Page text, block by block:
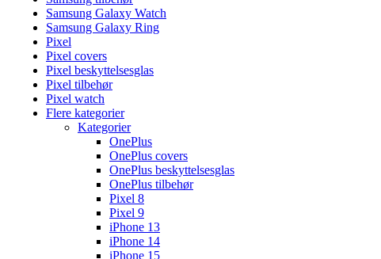
Samsung Galaxy Watch
Samsung Galaxy Ring
Pixel
Pixel covers
Pixel beskyttelsesglas
Pixel tilbehør
Pixel watch
Flere kategorier
Kategorier
OnePlus
OnePlus covers
OnePlus beskyttelsesglas
OnePlus tilbehør
Pixel 8
Pixel 9
iPhone 13
iPhone 14
iPhone 15